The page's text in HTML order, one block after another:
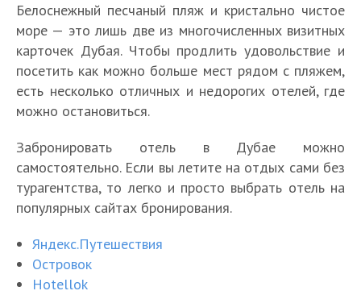
Белоснежный песчаный пляж и кристально чистое
море — это лишь две из многочисленных визитных
карточек Дубая. Чтобы продлить удовольствие и
посетить как можно больше мест рядом с пляжем,
есть несколько отличных и недорогих отелей, где
можно остановиться.
Забронировать отель в Дубае можно
самостоятельно. Если вы летите на отдых сами без
турагентства, то легко и просто выбрать отель на
популярных сайтах бронирования.
Яндекс.Путешествия
Островок
Hotellok